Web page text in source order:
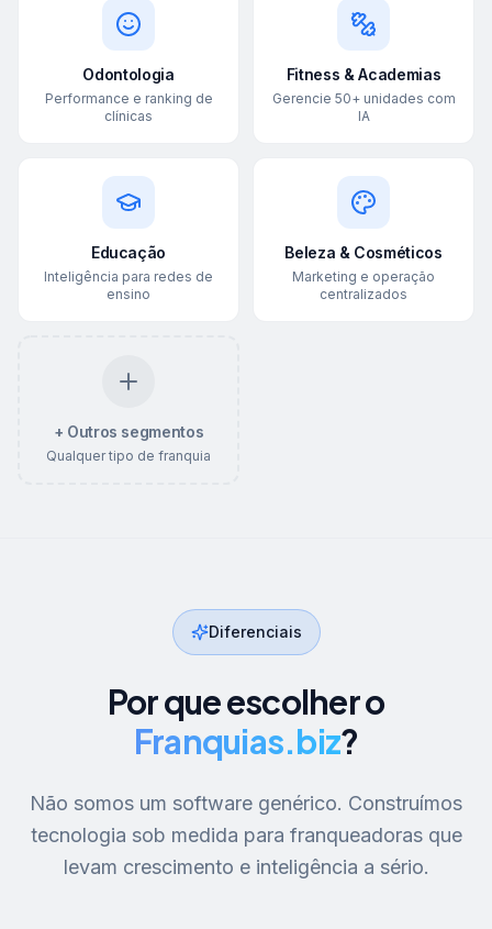
Odontologia
Performance e ranking de
clínicas
Fitness & Academias
Gerencie 50+ unidades com
IA
Educação
Inteligência para redes de
ensino
Beleza & Cosméticos
Marketing e operação
centralizados
+ Outros segmentos
Qualquer tipo de franquia
Diferenciais
Por que escolher o
Franquias.biz?
Não somos um software genérico. Construímos
tecnologia sob medida para franqueadoras que
levam crescimento e inteligência a sério.